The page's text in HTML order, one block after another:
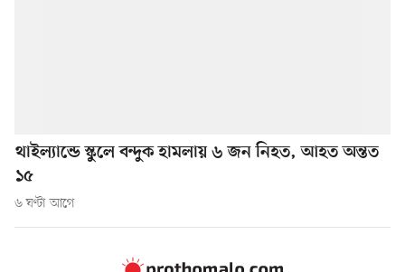
থাইল্যান্ডে স্কুলে বন্দুক হামলায় ৬ জন নিহত, আহত অন্তত
১৫
৬ ঘণ্টা আগে